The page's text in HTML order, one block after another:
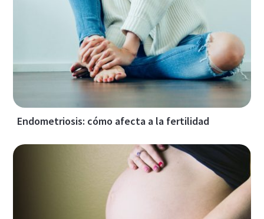
Endometriosis: cómo afecta a la fertilidad